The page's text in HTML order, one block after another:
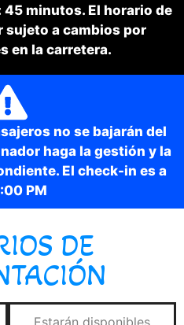
minutos. El horario de
sujeto a cambios por
en la carretera.
no se bajarán del
haga la gestión y la
El check-in es a
PM
DE